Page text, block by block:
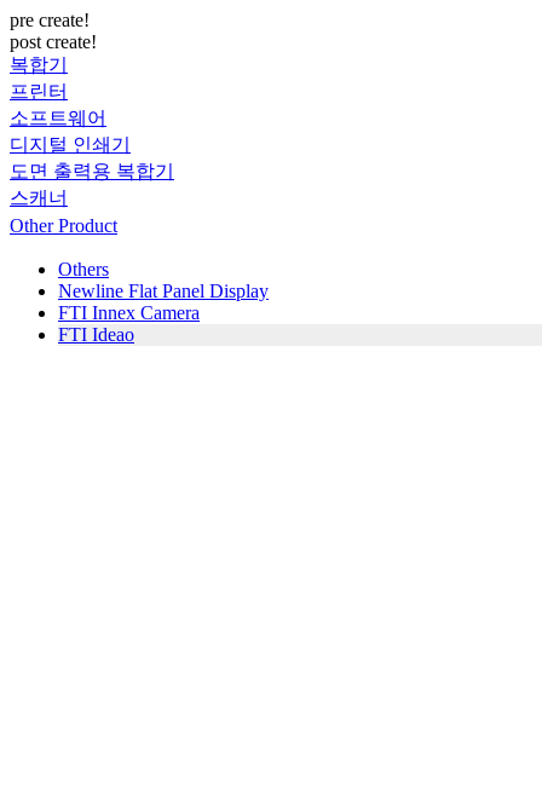
pre create!
post create!
복합기
프린터
소프트웨어
디지털 인쇄기
도면 출력용 복합기
스캐너
Other Product
Others
Newline Flat Panel Display
FTI Innex Camera
FTI Ideao